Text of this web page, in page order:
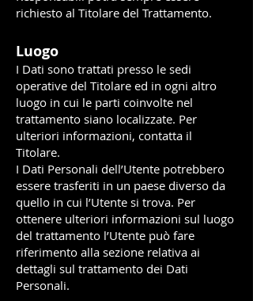
richiesto al Titolare del Trattamento.
Luogo
I Dati sono trattati presso le sedi
operative del Titolare ed in ogni altro
luogo in cui le parti coinvolte nel
trattamento siano localizzate. Per
ulteriori informazioni, contatta il
Titolare.
I Dati Personali dell’Utente potrebbero
essere trasferiti in un paese diverso da
quello in cui l’Utente si trova. Per
ottenere ulteriori informazioni sul luogo
del trattamento l’Utente può fare
riferimento alla sezione relativa ai
dettagli sul trattamento dei Dati
Personali.